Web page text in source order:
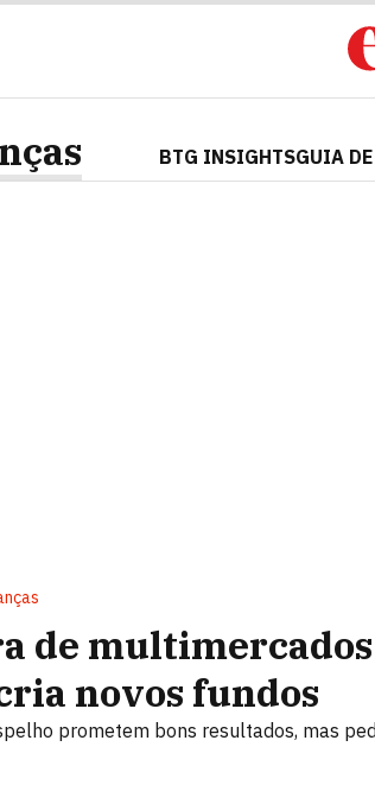
BTG INSIGHTSGUIA
de
novos fundos
prometem bons resultados, mas